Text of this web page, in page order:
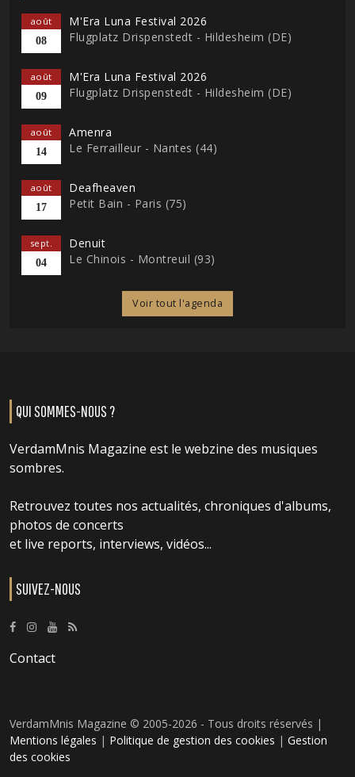
août
08
M'Era Luna Festival 2026
Flugplatz Drispenstedt - Hildesheim (DE)
août
09
M'Era Luna Festival 2026
Flugplatz Drispenstedt - Hildesheim (DE)
août
14
Amenra
Le Ferrailleur - Nantes (44)
août
17
Deafheaven
Petit Bain - Paris (75)
sept.
04
Denuit
Le Chinois - Montreuil (93)
Voir tout l'agenda
QUI SOMMES-NOUS ?
VerdamMnis Magazine est le webzine des musiques
sombres.
Retrouvez toutes nos actualités, chroniques d'albums,
photos de concerts
et live reports, interviews, vidéos...
SUIVEZ-NOUS
Contact
VerdamMnis Magazine © 2005-2026 - Tous droits réservés |
Mentions légales | Politique de gestion des cookies | Gestion
des cookies